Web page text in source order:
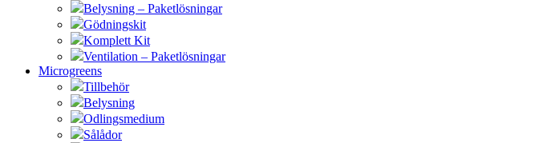
Belysning – Paketlösningar
Gödningskit
Komplett Kit
Ventilation – Paketlösningar
Microgreens
Tillbehör
Belysning
Odlingsmedium
Sålådor